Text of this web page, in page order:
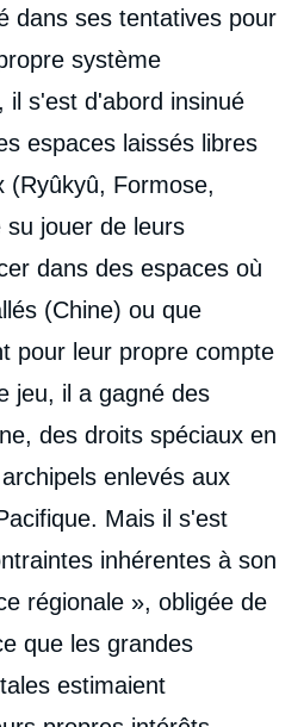
dans ses tentatives pour
système
il s'est d'abord insinué
espaces laissés libres
(Ryûkyû, Formose,
jouer de leurs
dans des espaces où
(Chine) ou que
pour leur propre compte
jeu, il a gagné des
des droits spéciaux en
enlevés aux
Mais il s'est
inhérentes à son
régionale », obligée de
que les grandes
estimaient